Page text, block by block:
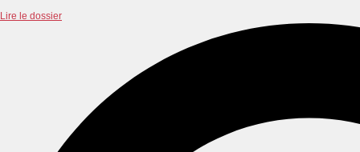
Lire le dossier